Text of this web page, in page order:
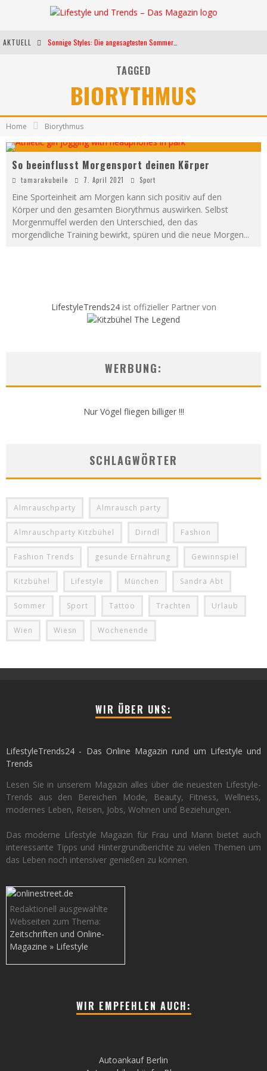
AKTUELL
Weltfrauentag - Eine Feier der Weiblichkeit
Kann unsere Ernährung das biologische Altern verlangsamen?
TAGGED
BIORYTHMUS
Home Biorythmus
So beeinflusst Morgensport deinen Körper
tamarakubeile 7. April 2021 Sport
Eine Sporteinheit am Morgen kann sich positiv auf den
Körper und den gesamten Biorythmus auswirken. Selbst
Morgenmuffel werden den Unterschied, den das
morgendliche Training bewirkt, spüren und die neue Morgen...
LifestyleTrends24ist offizieller Partner von
WERBUNG:
Nur Vögel fliegen billiger !!!
SCHLAGWÖRTER
Almrauschparty Almrausch party
Almrauschparty Kitzbühel Dirndl Fashion
Fashion Trends gesunde Ernährung Gewinnspiel
Kitzbühel Lifestyle München Sandra Abt
Sommer Sport Tattoo Trachten Urlaub
Wien Wiesn Wochenende
WIR ÜBER UNS:
LifestyleTrends24 - Das Online Magazin rund um Lifestyle und
Trends
Lesen Sie in unserem Magazin alles über die neuesten Lifestyle-
Trends aus den Bereichen Mode, Beauty, Fitness, Wellness,
modernes Leben, Reisen, Jobs, Wohnen und Beziehungen.
Das moderne Lifestyle Magazin für Frau und Mann bietet auch
interessante Tipps und Hintergrundberichte zu vielen Themen um
das Leben noch intensiver genießen zu können.
Redaktionell ausgewählte
Webseiten zum Thema:
Zeitschriften und Online-
Magazine » Lifestyle
WIR EMPFEHLEN AUCH:
Autoankauf Berlin